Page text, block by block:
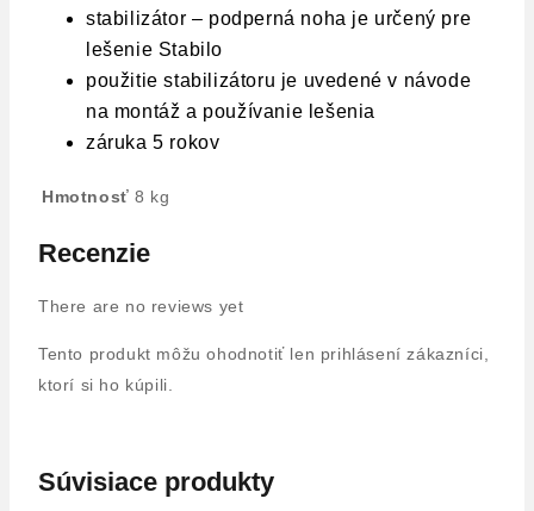
stabilizátor – podperná noha je určený pre
lešenie Stabilo
použitie stabilizátoru je uvedené v návode
na montáž a používanie lešenia
záruka 5 rokov
Hmotnosť 8 kg
Recenzie
There are no reviews yet
Tento produkt môžu ohodnotiť len prihlásení zákazníci,
ktorí si ho kúpili.
Súvisiace produkty